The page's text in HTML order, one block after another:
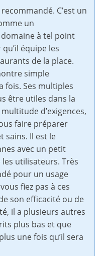
C’est un
un
à tel point
équipe les
de la place.
simple
fois. Ses multiples
être utiles dans la
d’exigences,
faire préparer
sains. Il est le
avec un petit
utilisateurs. Très
pour un usage
fiez pas à ces
son efficacité ou de
il a plusieurs autres
plus bas et que
une fois qu’il sera